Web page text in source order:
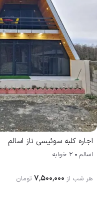
اجاره کلبه سوئیسی ناز اسالم
اسالم 2 خوابه
هر شب از ۷٬۵۰۰٬۰۰۰ تومان